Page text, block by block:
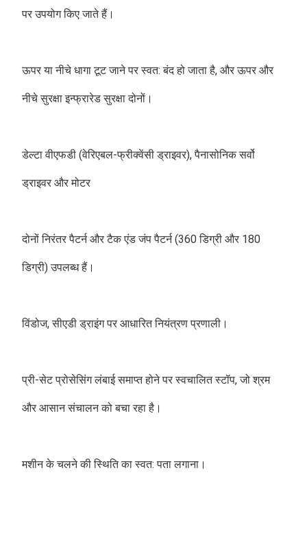
पर उपयोग किए जाते हैं।
ऊपर या नीचे धागा टूट जाने पर स्वत: बंद हो जाता है, और ऊपर और
नीचे सुरक्षा इन्फ्रारेड सुरक्षा दोनों।
डेल्टा वीएफडी (वेरिएबल-फ्रीक्वेंसी ड्राइवर), पैनासोनिक सर्वो
ड्राइवर और मोटर
दोनों निरंतर पैटर्न और टैक एंड जंप पैटर्न (360 डिग्री और 180
डिग्री) उपलब्ध हैं।
विंडोज, सीएडी ड्राइंग पर आधारित नियंत्रण प्रणाली।
प्री-सेट प्रोसेसिंग लंबाई समाप्त होने पर स्वचालित स्टॉप, जो श्रम
और आसान संचालन को बचा रहा है।
मशीन के चलने की स्थिति का स्वत: पता लगाना।